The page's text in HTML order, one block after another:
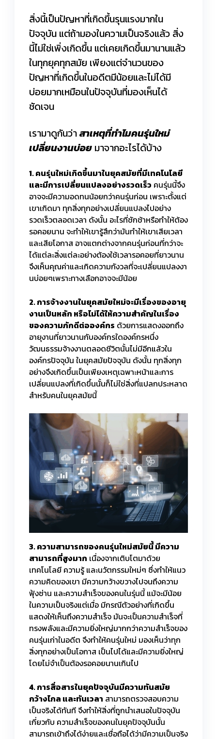
สิ่งนี้เป็นปัญหาที่เกิดขึ้นรุนแรงมากใน
ปัจจุบัน แต่ถ้ามองในความเป็นจริงแล้ว สิ่ง
นี้ไม่ใช่เพิ่งเกิดขึ้น แต่เคยเกิดขึ้นมานานแล้ว
ในทุกยุคทุกสมัย เพียงแต่จำนวนของ
ปัญหาที่เกิดขึ้นในอดีตมีน้อยและไม่ได้มี
บ่อยมากเหมือนในปัจจุบันที่มองเห็นได้
ชัดเจน
เรามาดูกันว่าสาเหตุที่ทำไมคนรุ่นใหม่
เปลี่ยนงานบ่อย มาจากอะไรได้บ้าง
1. คนรุ่นใหม่เกิดขึ้นมาในยุคสมัยที่มีเทคโนโลยี
และมีการเปลี่ยนแปลงอย่างรวดเร็ว คนรุ่นนี้จึง
อาจจะมีความอดทนน้อยกว่าคนรุ่นก่อน เพราะตั้งแต่
เขาเกิดมา ทุกสิ่งทุกอย่างเปลี่ยนแปลงไปอย่าง
รวดเร็วตลอดเวลา ดังนั้น อะไรที่ชักช้าหรือทำให้ต้อง
รอคอยนาน จะทำให้เขารู้สึกว่ามันทำให้เขาเสียเวลา
และเสียโอกาส อาจแตกต่างจากคนรุ่นก่อนที่กว่าจะ
ได้แต่ละสิ่งแต่ละอย่างต้องใช้เวลารอคอยที่ยาวนาน
จึงเห็นคุณค่าและเกิดความกังวลที่จะเปลี่ยนแปลงงา
นบ่อยๆเพราะทางเลือกอาจจะมีน้อย
2. การจ้างงานในยุคสมัยใหม่จะมีเรื่องของอายุ
งานเป็นหลัก หรือไม่ได้ให้ความสำคัญในเรื่อง
ของความภักดีต่อองค์กร ด้วยการแสดงออกถึง
อายุงานที่ยาวนานกับองค์กรใดองค์กรหนึ่ง
วัฒนธรรมจ้างงานตลอดชีวิตนั้นไม่มีอีกแล้วใน
องค์กรปัจจุบัน ในยุคสมัยปัจจุบัน ดังนั้น ทุกสิ่งทุก
อย่างจึงเกิดขึ้นเป็นเพียงเหตุเฉพาะหน้าและการ
เปลี่ยนแปลงที่เกิดขึ้นนั้นก็ไม่ใช่สิ่งที่แปลกประหลาด
สำหรับคนในยุคสมัยนี้
3. ความสามารถของคนรุ่นใหม่สมัยนี้ มีความ
สามารถที่สูงมาก เนื่องจากเติบโตมาด้วย
เทคโนโลยี ความรู้ และนวัตกรรมใหม่ๆ ซึ่งทำให้แนว
ความคิดของเขา มีความกว้างขวางไปจนถึงความ
ฟุ้งซ่าน และความสำเร็จของคนในรุ่นนี้ แม้จะมีน้อย
ในความเป็นจริงแต่เมื่อ มีกรณีตัวอย่างที่เกิดขึ้น
แสดงให้เห็นถึงความสำเร็จ มันจะเป็นความสำเร็จที่
ทรงพลังและมีความยิ่งใหญ่มากกว่าความสำเร็จของ
คนรุ่นเก่าในอดีต จึงทำให้คนรุ่นใหม่ มองเห็นว่าทุก
สิ่งทุกอย่างเป็นโอกาส เป็นไปได้และมีความยิ่งใหญ่
โดยไม่จำเป็นต้องรอคอยนานเกินไป
4. การสื่อสารในยุคปัจจุบันมีความทันสมัย
กว้างไกล และทันเวลา สามารถตรวจสอบความ
เป็นจริงได้ทันที จึงทำให้สิ่งที่ถูกนำเสนอในปัจจุบัน
เกี่ยวกับ ความสำเร็จของคนในยุคปัจจุบันนั้น
สามารถเข้าถึงได้ง่ายและเชื่อถือได้ว่ามีความเป็นจริง